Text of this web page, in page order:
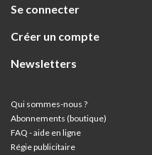
Se connecter
Créer un compte
Newsletters
Qui sommes-nous ?
Abonnements (boutique)
FAQ - aide en ligne
Régie publicitaire